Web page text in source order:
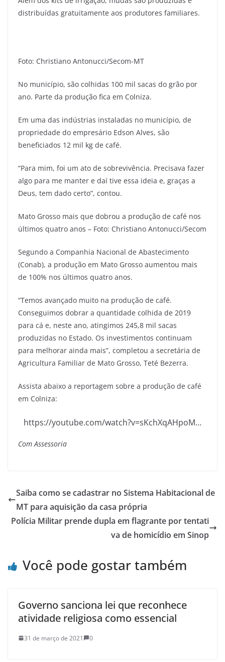
distribuídas gratuitamente aos produtores familiares.
Foto: Christiano Antonucci/Secom-MT
No município, são colhidas 100 mil sacas do grão por
ano. Parte da produção fica em Colniza.
Em uma das indústrias instaladas no município, de
propriedade do empresário Edson Alves, são
beneficiados 12 mil kg de café.
“Para mim, foi um ato de sobrevivência. Precisava fazer
algo para me manter e daí tive essa ideia e, graças a
Deus, tem dado certo”, contou.
Mato Grosso mais que dobrou a produção de café nos
últimos quatro anos – Foto: Christiano Antonucci/Secom
Segundo a Companhia Nacional de Abastecimento
(Conab), a produção em Mato Grosso aumentou mais
de 100% nos últimos quatro anos.
“Temos avançado muito na produção de café.
Conseguimos dobrar a quantidade colhida de 2019
para cá e, neste ano, atingimos 245,8 mil sacas
produzidas no Estado. Os investimentos continuam
para melhorar ainda mais”, completou a secretária de
Agricultura Familiar de Mato Grosso, Teté Bezerra.
Assista abaixo a reportagem sobre a produção de café
em Colniza:
https://youtube.com/watch?v=sKchXqAHpoM…
Com Assessoria
Saiba como se cadastrar no Sistema Habitacional de
MT para aquisição da casa própria
Polícia Militar prende dupla em flagrante por tentati
va de homicídio em Sinop
Você pode gostar também
Governo sanciona lei que reconhece
atividade religiosa como essencial
31 de março de 2021 0